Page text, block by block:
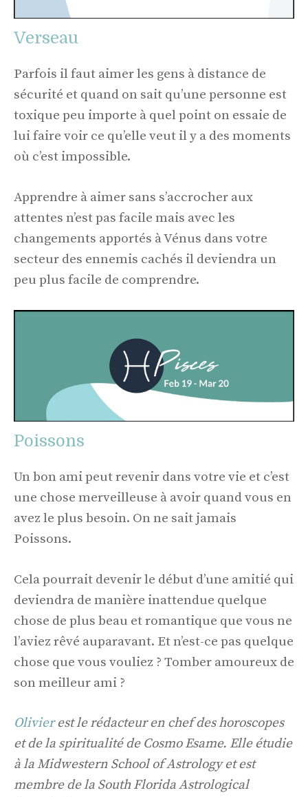
Verseau
Parfois il faut aimer les gens à distance de
sécurité et quand on sait qu’une personne est
toxique peu importe à quel point on essaie de
lui faire voir ce qu’elle veut il y a des moments
où c’est impossible.
Apprendre à aimer sans s’accrocher aux
attentes n’est pas facile mais avec les
changements apportés à Vénus dans votre
secteur des ennemis cachés il deviendra un
peu plus facile de comprendre.
Poissons
Un bon ami peut revenir dans votre vie et c’est
une chose merveilleuse à avoir quand vous en
avez le plus besoin. On ne sait jamais
Poissons.
Cela pourrait devenir le début d’une amitié qui
deviendra de manière inattendue quelque
chose de plus beau et romantique que vous ne
l’aviez rêvé auparavant. Et n’est-ce pas quelque
chose que vous vouliez ? Tomber amoureux de
son meilleur ami ?
Olivierest le rédacteur en chef des horoscopes
et de la spiritualité de Cosmo Esame. Elle étudie
à la Midwestern School of Astrology et est
membre de la South Florida Astrological